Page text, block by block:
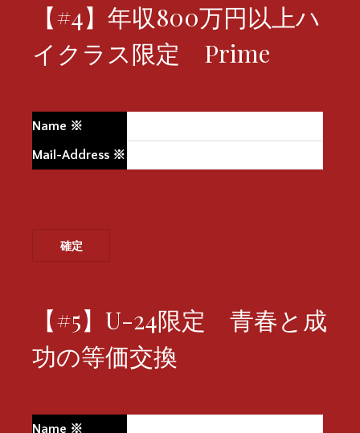
【#4】年収800万円以上ハ
イクラス限定 Prime
Name ※
Mail-Address ※
【#5】U-24限定 青春と成
功の等価交換
Name ※